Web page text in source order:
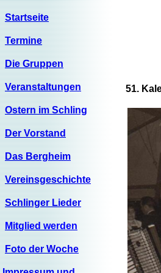
Startseite
Termine
Die Gruppen
Veranstaltungen
Ostern im Schling
Der Vorstand
Das Bergheim
Vereinsgeschichte
Schlinger Lieder
Mitglied werden
Foto der Woche
51.